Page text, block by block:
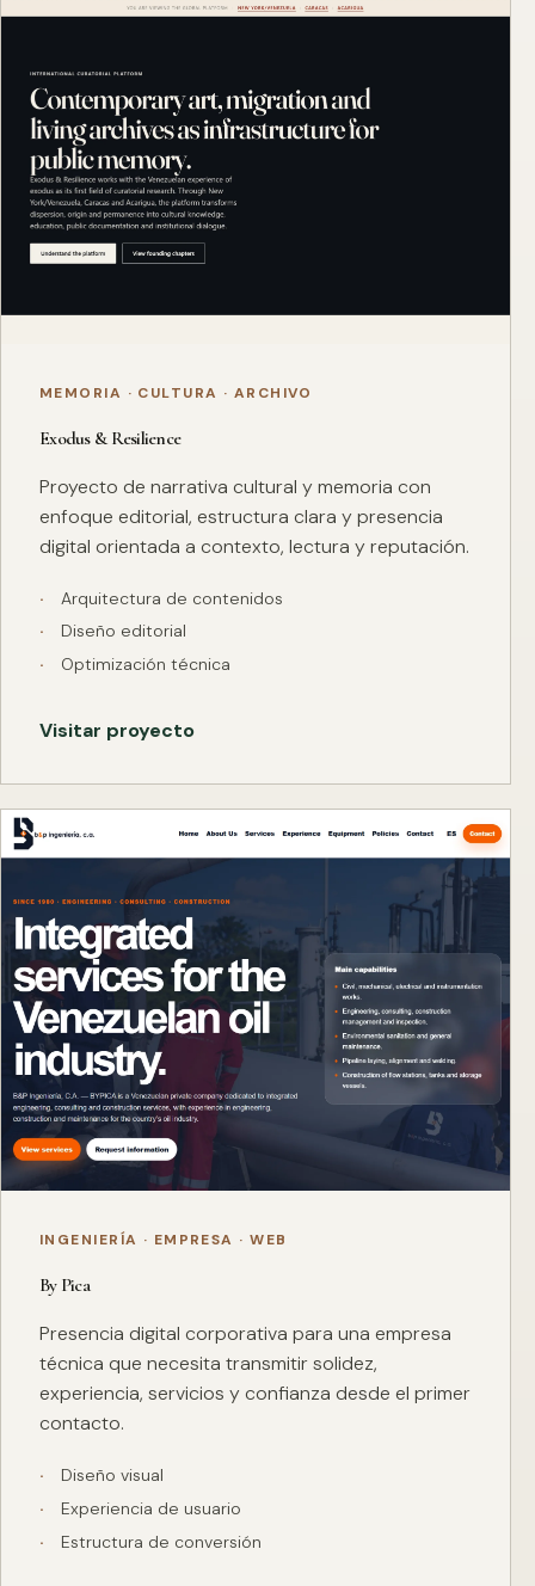
MEMORIA · CULTURA · ARCHIVO
Exodus & Resilience
Proyecto de narrativa cultural y memoria con
enfoque editorial, estructura clara y presencia
digital orientada a contexto, lectura y reputación.
Arquitectura de contenidos
Diseño editorial
Optimización técnica
Visitar proyecto
INGENIERÍA · EMPRESA · WEB
By Pica
Presencia digital corporativa para una empresa
técnica que necesita transmitir solidez,
experiencia, servicios y confianza desde el primer
contacto.
Diseño visual
Experiencia de usuario
Estructura de conversión